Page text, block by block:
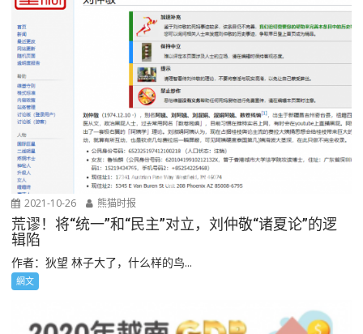
2021-10-26 熊猫时报
荒谬！将“统一”和“民主”对立，刘仲敬“诸夏论”的逻
辑陷
作者：狄望 林子大了，什么样的鸟...
網文